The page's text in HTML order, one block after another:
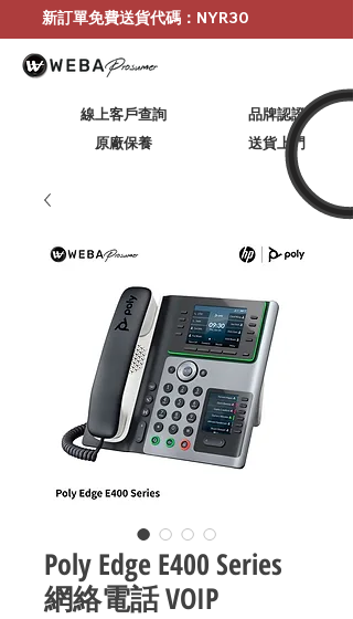
新訂單免費送貨代碼：NYR30
線上客戶查詢
原廠保養
品牌認證
​送貨上門
Poly Edge E400 Series
網絡電話 VOIP